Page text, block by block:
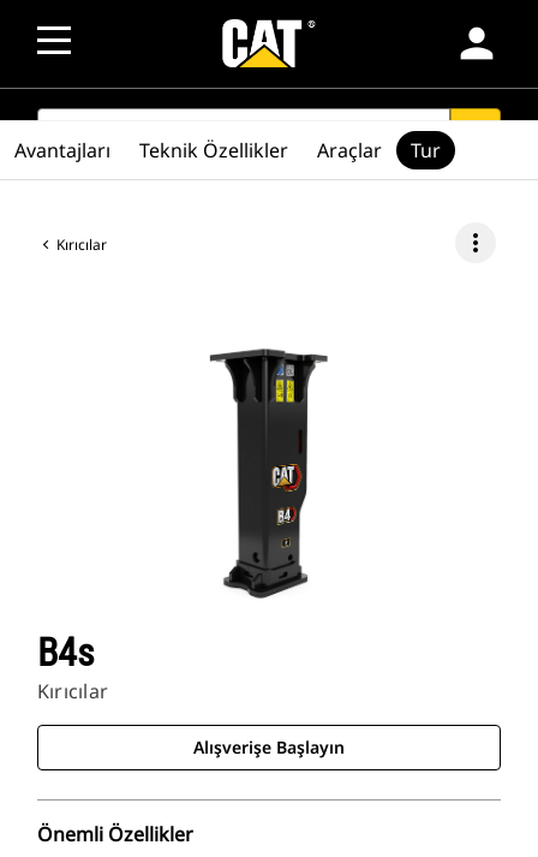
person
SEARCH
Kırıcılar more_vert
B4s
Kırıcılar
Alışverişe Başlayın
Önemli Özellikler
Avantajları Teknik Özellikler Araçlar Tur